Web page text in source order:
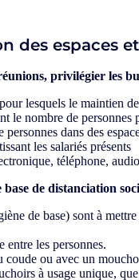
des espaces
privilégier les
lesquels le maintien
le nombre de
dans des
les salariés présents
téléphone,
de distanciation
de base) sont à
entre les personnes.
ou avec un
à usage unique,